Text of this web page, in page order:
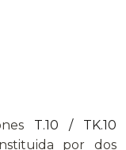
T.10 / TK.10
por dos